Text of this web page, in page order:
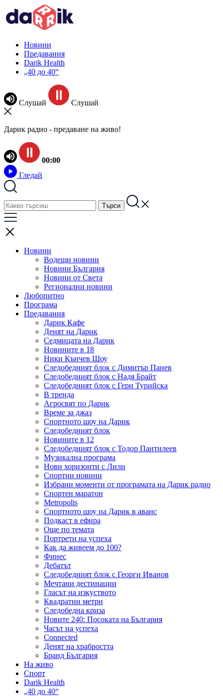
Новини
Предавания
Darik Health
„40 до 40“
Слушай Слушай
Дарик радио - предаване на живо!
00:00
Гледай
Новини
Водещи новини
Новини България
Новини от Света
Регионални новини
Любопитно
Програма
Предавания
Дарик Кафе
Денят на Дарик
Седмицата на Дарик
Новините в 18
Ники Кънчев Шоу
Следобедният блок с Димитър Панев
Следобедният блок с Надя Брайт
Следобедният блок с Гери Турийска
В тренда
Агросвят по Дарик
Време за джаз
Спортното шоу на Дарик
Следобедният блок
Новините в 12
Следобедният блок с Тодор Пантилеев
Музикална програма
Нови хоризонти с Лили
Спортни новини
Избрани моменти от програмата на Дарик радио
Спортен маратон
Metropolis
Спортното шоу на Дарик в аванс
Подкаст в ефира
Още по темата
Портрети на успеха
Как да живеем до 100?
Финес
Дебатът
Следобедният блок с Георги Иванов
Мечтани дестинации
Гласът на изкуството
Квадратни метри
Следобедна криза
Новите 240: Посоката на България
Часът на успеха
Connected
Денят на храбростта
Бранд България
На живо
Спорт
Darik Health
„40 до 40“